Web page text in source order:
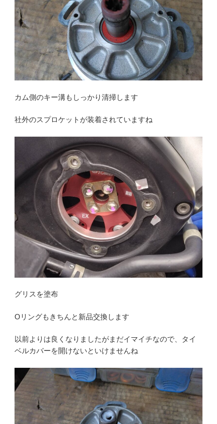
カム側のキー溝もしっかり清掃します
社外のスプロケットが装着されていますね
グリスを塗布
Oリングもきちんと新品交換します
以前よりは良くなりましたがまだイマイチなので、タイ
ベルカバーを開けないといけませんね